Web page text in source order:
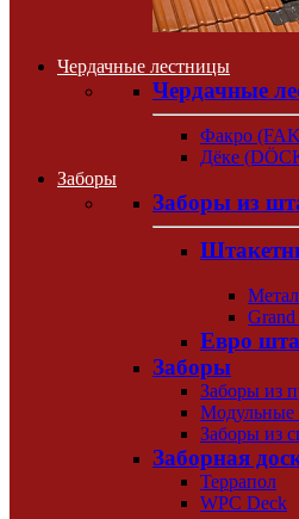
Чердачные лестницы
Чердачные
Факро
Дёке
Заборы
Заборы из
Евро
Заборы
Заборы из
Модульные
Заборы из
Заборная
Террапол
WPC Deck